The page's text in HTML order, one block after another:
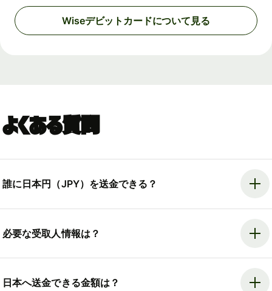
Wiseデビットカードについて見る
よくある質問
誰に日本円（JPY）を送金できる？
必要な受取人情報は？
日本へ送金できる金額は？